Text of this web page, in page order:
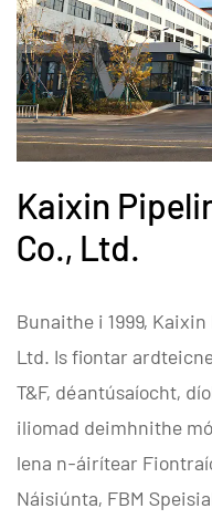
Kaixin
Co., Ltd.
Bunaithe i 1999,
Ltd. Is fiontar
T&F, déantúsaíocht,
iliomad deimhnithe
lena n-áirítear
Náisiúnta, FBM